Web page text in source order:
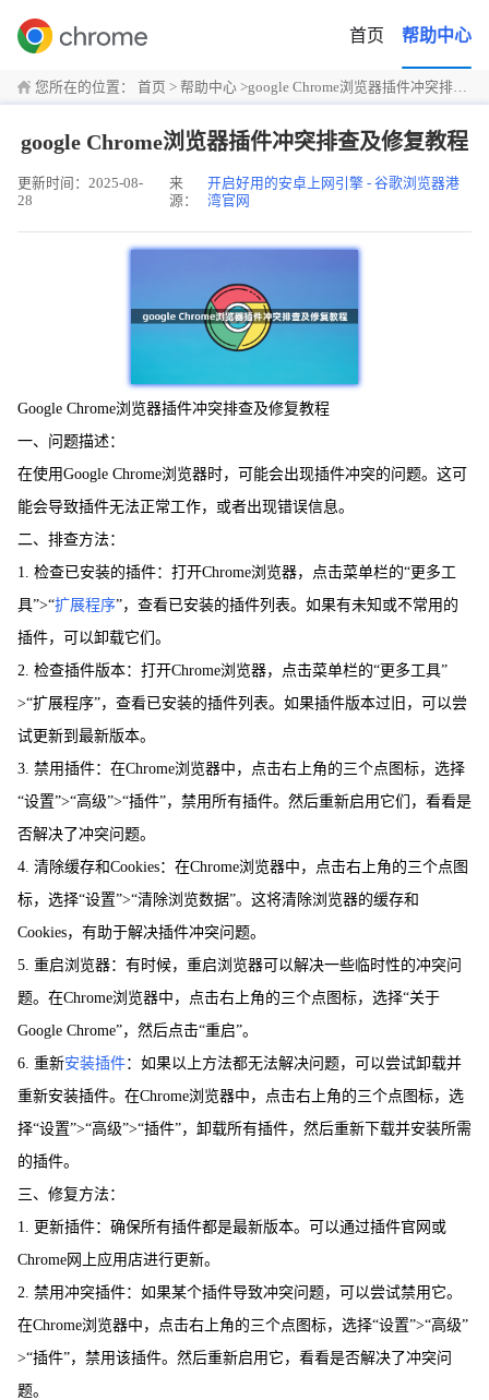
首页 帮助中心
您所在的位置： 首页 > 帮助中心 >google Chrome浏览器插件冲突排查及修复教程
google Chrome浏览器插件冲突排查及修复教程
更新时间：2025-08-
28
来
源：
开启好用的安卓上网引擎 - 谷歌浏览器港
湾官网
Google Chrome浏览器插件冲突排查及修复教程
一、问题描述：
在使用Google Chrome浏览器时，可能会出现插件冲突的问题。这可
能会导致插件无法正常工作，或者出现错误信息。
二、排查方法：
1. 检查已安装的插件：打开Chrome浏览器，点击菜单栏的“更多工
具”>“扩展程序”，查看已安装的插件列表。如果有未知或不常用的
插件，可以卸载它们。
2. 检查插件版本：打开Chrome浏览器，点击菜单栏的“更多工具”
>“扩展程序”，查看已安装的插件列表。如果插件版本过旧，可以尝
试更新到最新版本。
3. 禁用插件：在Chrome浏览器中，点击右上角的三个点图标，选择
“设置”>“高级”>“插件”，禁用所有插件。然后重新启用它们，看看是
否解决了冲突问题。
4. 清除缓存和Cookies：在Chrome浏览器中，点击右上角的三个点图
标，选择“设置”>“清除浏览数据”。这将清除浏览器的缓存和
Cookies，有助于解决插件冲突问题。
5. 重启浏览器：有时候，重启浏览器可以解决一些临时性的冲突问
题。在Chrome浏览器中，点击右上角的三个点图标，选择“关于
Google Chrome”，然后点击“重启”。
6. 重新安装插件：如果以上方法都无法解决问题，可以尝试卸载并
重新安装插件。在Chrome浏览器中，点击右上角的三个点图标，选
择“设置”>“高级”>“插件”，卸载所有插件，然后重新下载并安装所需
的插件。
三、修复方法：
1. 更新插件：确保所有插件都是最新版本。可以通过插件官网或
Chrome网上应用店进行更新。
2. 禁用冲突插件：如果某个插件导致冲突问题，可以尝试禁用它。
在Chrome浏览器中，点击右上角的三个点图标，选择“设置”>“高级”
>“插件”，禁用该插件。然后重新启用它，看看是否解决了冲突问
题。